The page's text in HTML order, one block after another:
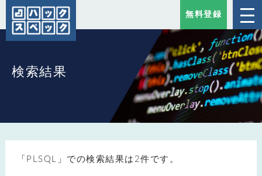
無料登録
検索結果
「PLSQL」での検索結果は2件です。